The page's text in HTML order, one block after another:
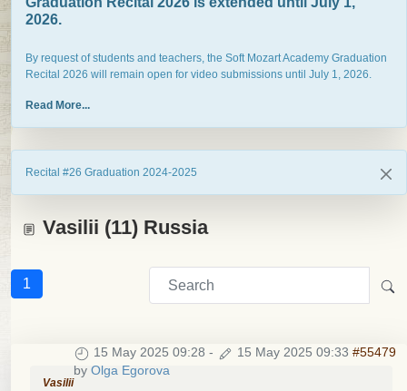
2026.
By request of students and teachers, the Soft Mozart Academy Graduation
Recital 2026 will remain open for video submissions until July 1, 2026.
Read More...
Recital #26 Graduation 2024-2025
Vasilii (11) Russia
1
15 May 2025 09:28 - 15 May 2025 09:33 #55479
by Olga Egorova
Vasilii